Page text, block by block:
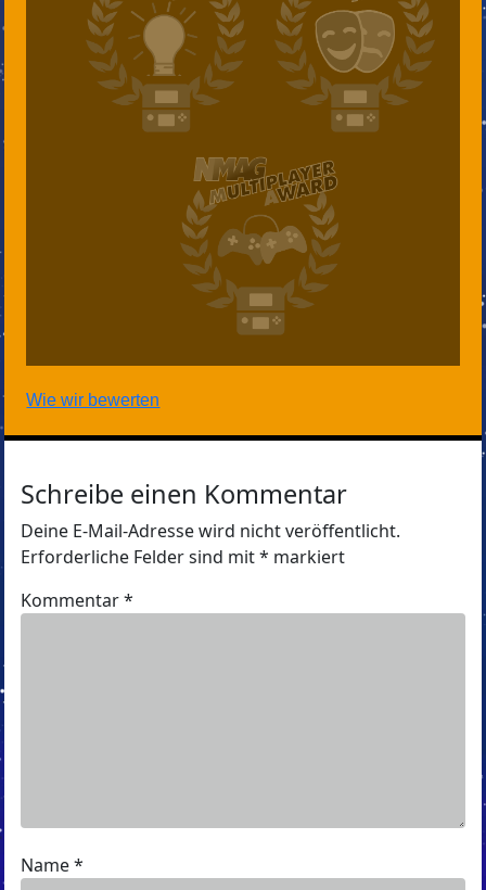
Wie wir bewerten
Schreibe einen Kommentar
Deine E-Mail-Adresse wird nicht veröffentlicht.
Erforderliche Felder sind mit* markiert
Kommentar*
Name*